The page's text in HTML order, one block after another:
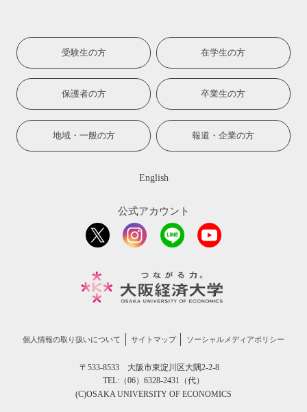
受験生の方 在学生の方
保護者の方 卒業生の方
地域・一般の方 報道・企業の方
English
公式アカウント
個人情報の取り扱いについて サイトマップ ソーシャルメディアポリシー
〒533-8533 大阪市東淀川区大隅2-2-8
TEL:（06）6328-2431（代）
(C)OSAKA UNIVERSITY OF ECONOMICS